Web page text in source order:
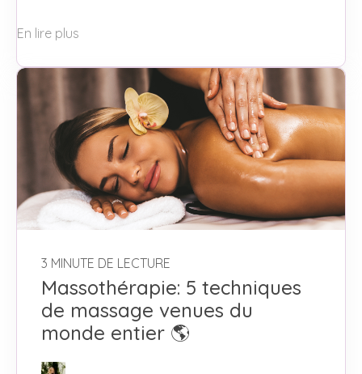
En lire plus
3 MINUTE DE LECTURE
Massothérapie: 5 techniques
de massage venues du
monde entier 🌎